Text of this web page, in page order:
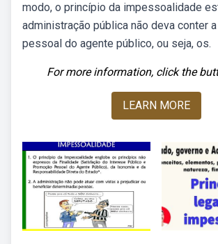
modo, o princípio da impessoalidade
administração pública não deva conter
pessoal do agente público, ou seja, os.
For more information, click the
LEARN MORE